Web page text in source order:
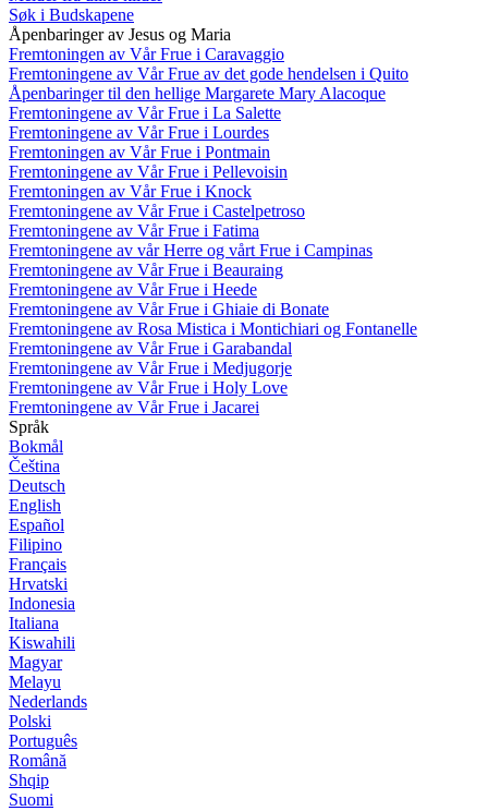
Søk i Budskapene
Åpenbaringer av Jesus og Maria
Fremtoningen av Vår Frue i Caravaggio
Fremtoningene av Vår Frue av det gode hendelsen i Quito
Åpenbaringer til den hellige Margarete Mary Alacoque
Fremtoningene av Vår Frue i La Salette
Fremtoningene av Vår Frue i Lourdes
Fremtoningen av Vår Frue i Pontmain
Fremtoningene av Vår Frue i Pellevoisin
Fremtoningen av Vår Frue i Knock
Fremtoningene av Vår Frue i Castelpetroso
Fremtoningene av Vår Frue i Fatima
Fremtoningene av vår Herre og vårt Frue i Campinas
Fremtoningene av Vår Frue i Beauraing
Fremtoningene av Vår Frue i Heede
Fremtoningene av Vår Frue i Ghiaie di Bonate
Fremtoningene av Rosa Mistica i Montichiari og Fontanelle
Fremtoningene av Vår Frue i Garabandal
Fremtoningene av Vår Frue i Medjugorje
Fremtoningene av Vår Frue i Holy Love
Fremtoningene av Vår Frue i Jacarei
Språk
Bokmål
Čeština
Deutsch
English
Español
Filipino
Français
Hrvatski
Indonesia
Italiana
Kiswahili
Magyar
Melayu
Nederlands
Polski
Português
Română
Shqip
Suomi